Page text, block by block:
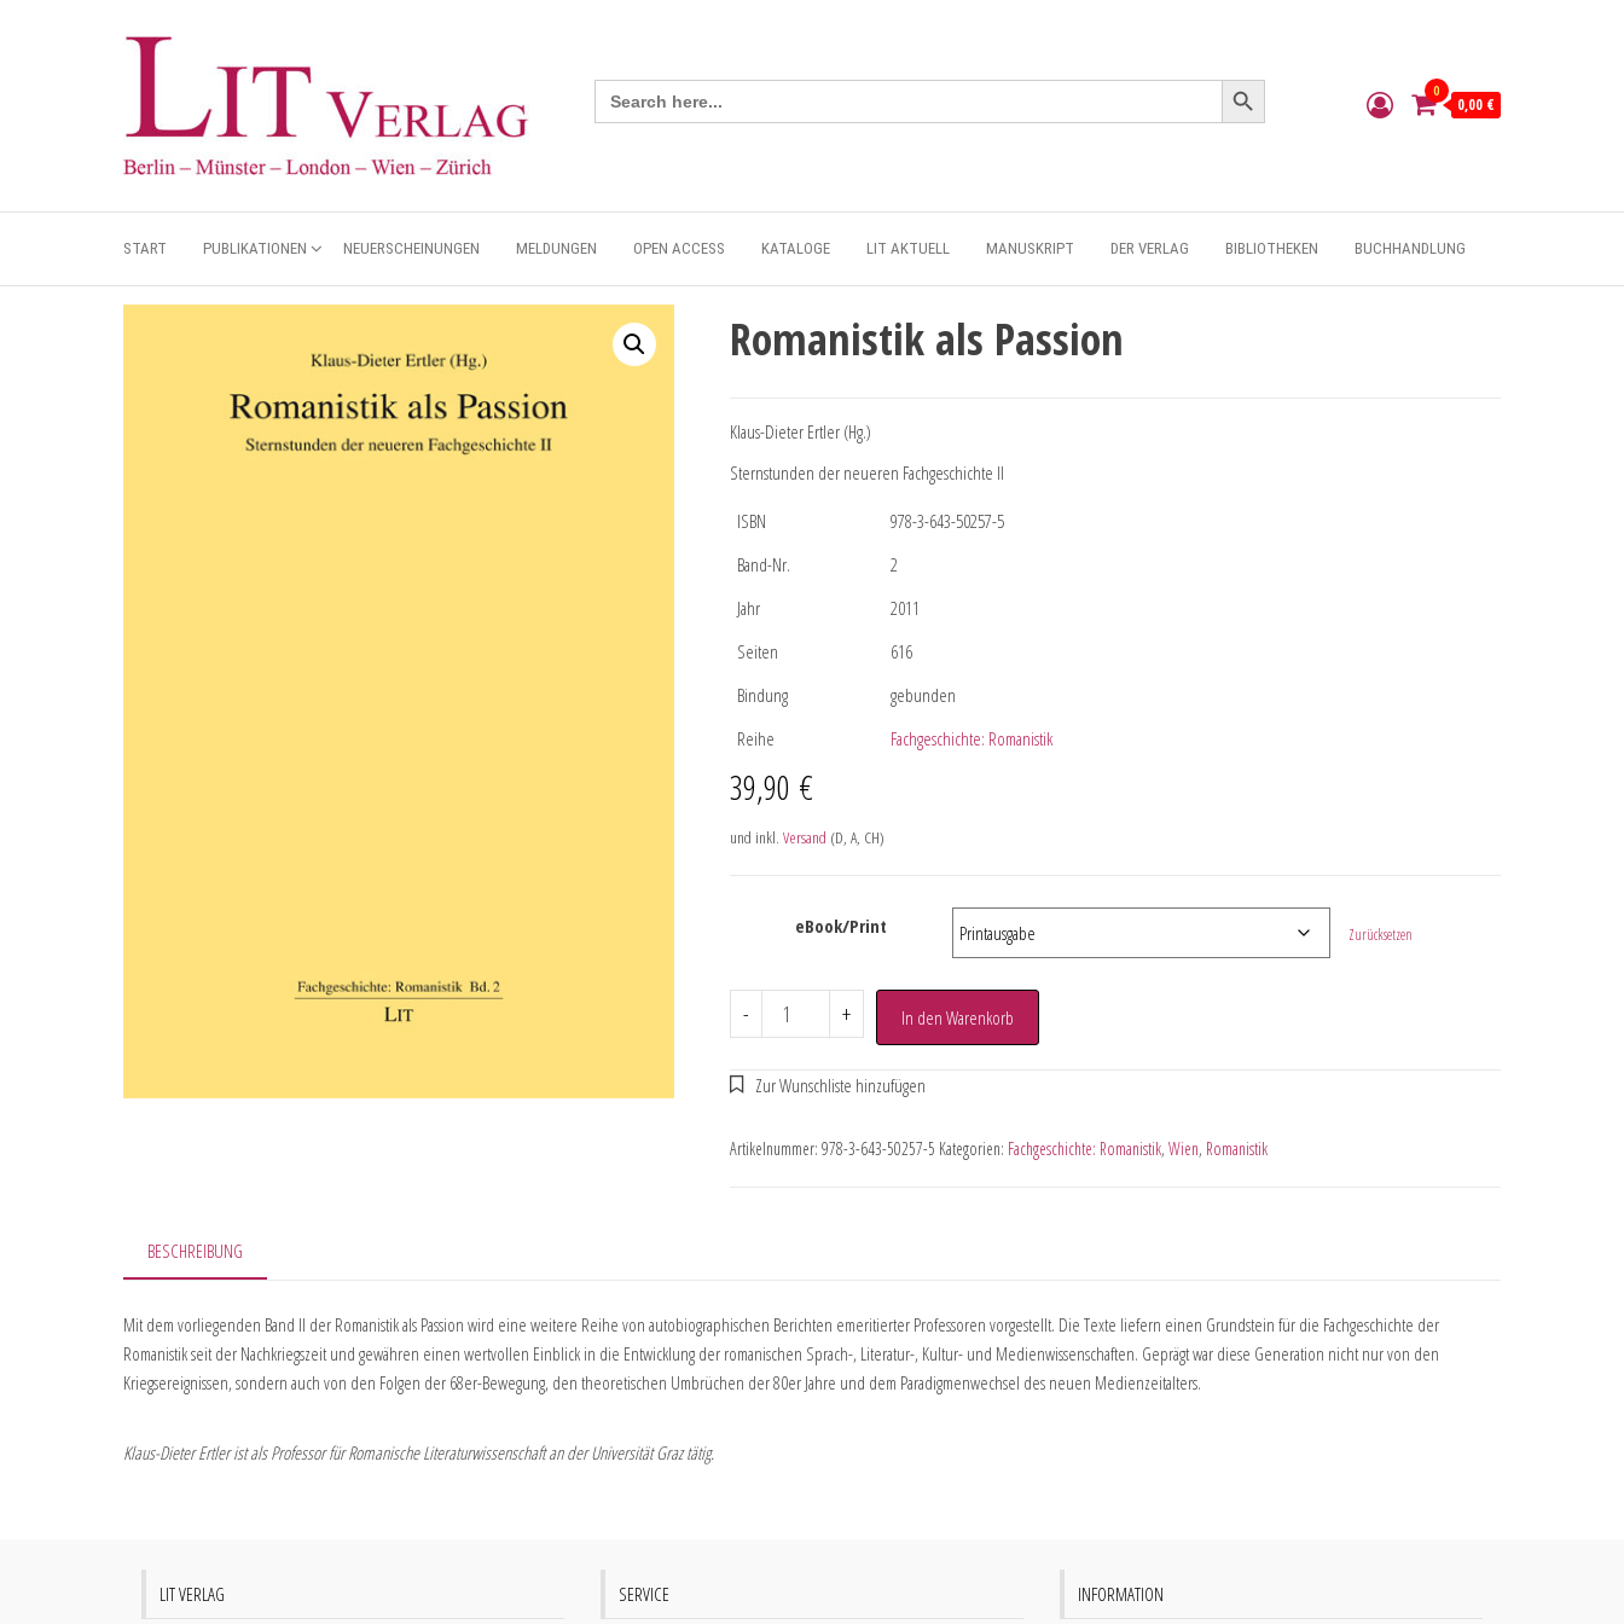
Search
for:
Search Button
0
0,00 €
START PUBLIKATIONEN NEUERSCHEINUNGEN MELDUNGEN OPEN ACCESS KATALOGE LIT AKTUELL MANUSKRIPT DER VERLAG BIBLIOTHEKEN BUCHHANDLUNG
Romanistik als Passion
Klaus-Dieter Ertler (Hg.)
Sternstunden der neueren Fachgeschichte II
ISBN
978-3-643-50257-5
Band-Nr.
2
Jahr
2011
Seiten
616
Bindung
gebunden
Reihe
Fachgeschichte: Romanistik
39,90 €
und inkl. Versand (D, A, CH)
eBook/Print Zurücksetzen
- + In den Warenkorb
Artikelnummer: 978-3-643-50257-5 Kategorien: Fachgeschichte: Romanistik, Wien, Romanistik
BESCHREIBUNG
Mit dem vorliegenden Band II der Romanistik als Passion wird eine weitere Reihe von autobiographischen Berichten emeritierter Professoren vorgestellt. Die Texte liefern einen Grundstein für die Fachgeschichte der
Romanistik seit der Nachkriegszeit und gewähren einen wertvollen Einblick in die Entwicklung der romanischen Sprach-, Literatur-, Kultur- und Medienwissenschaften. Geprägt war diese Generation nicht nur von den
Kriegsereignissen, sondern auch von den Folgen der 68er-Bewegung, den theoretischen Umbrüchen der 80er Jahre und dem Paradigmenwechsel des neuen Medienzeitalters.
Klaus-Dieter Ertler ist als Professor für Romanische Literaturwissenschaft an der Universität Graz tätig.
LIT VERLAG SERVICE INFORMATION